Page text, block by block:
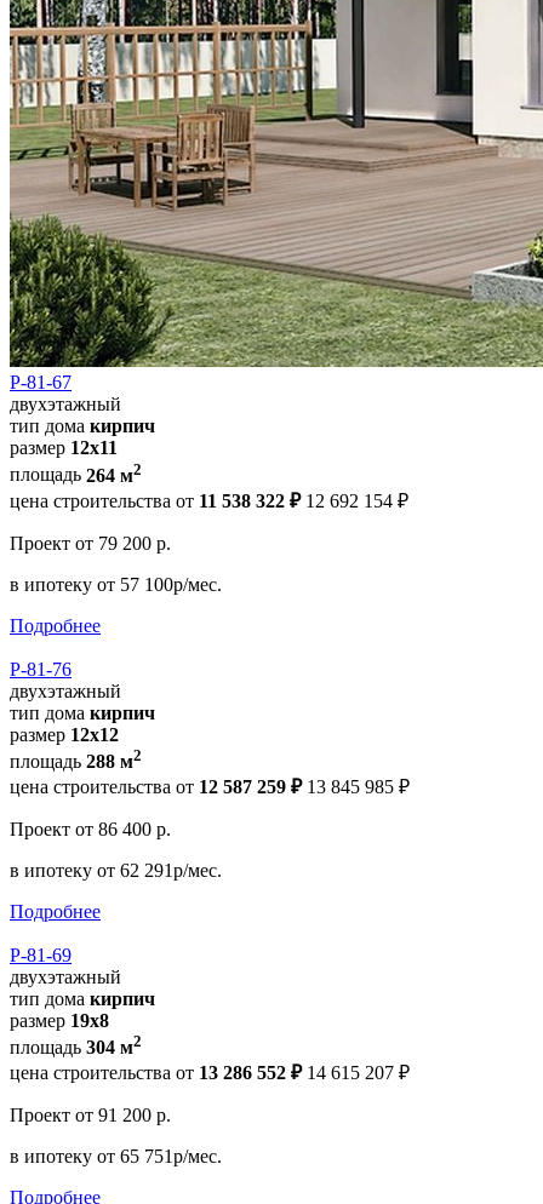
Р-81-67
двухэтажный
тип дома кирпич
размер 12x11
площадь 264 м2
цена строительства от 11 538 322 ₽ 12 692 154 ₽
Проект от 79 200 р.
в ипотеку от 57 100р/мес.
Подробнее
Р-81-76
двухэтажный
тип дома кирпич
размер 12x12
площадь 288 м2
цена строительства от 12 587 259 ₽ 13 845 985 ₽
Проект от 86 400 р.
в ипотеку от 62 291р/мес.
Подробнее
Р-81-69
двухэтажный
тип дома кирпич
размер 19x8
площадь 304 м2
цена строительства от 13 286 552 ₽ 14 615 207 ₽
Проект от 91 200 р.
в ипотеку от 65 751р/мес.
Подробнее